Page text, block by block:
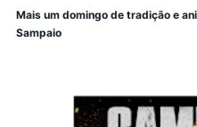
Mais um domingo de tradição e
Sampaio